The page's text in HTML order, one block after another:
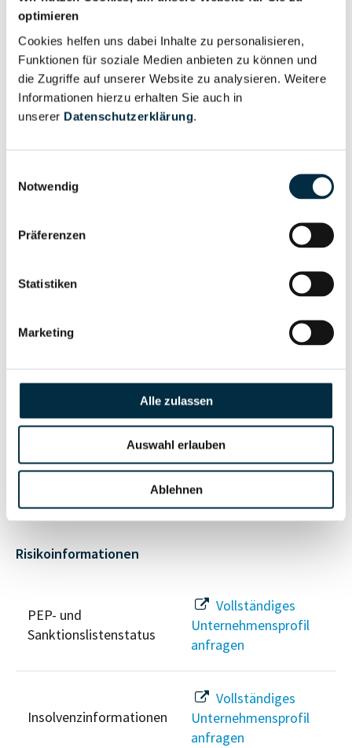
optimieren
Cookies helfen uns dabei Inhalte zu personalisieren,
Funktionen für soziale Medien anbieten zu können und
die Zugriffe auf unserer Website zu analysieren. Weitere
Informationen hierzu erhalten Sie auch in
unserer Datenschutzerklärung.
Notwendig
Präferenzen
Statistiken
Marketing
Alle zulassen
Auswahl erlauben
Ablehnen
Geschäftsführer (1)
Wirtschaftlich
Berechtigter
Vollständiges
Unternehmensprofil
anfragen
Vollständiges
Unternehmensprofil
Vollständiges
anfragen
Berechtigten Pfad
Vollständiges
Unternehmensprofil
anfragen
Risikoinformationen
PEP- und
Sanktionslistenstatus
Vollständiges
Unternehmensprofil
anfragen
Insolvenzinformationen
Vollständiges
Unternehmensprofil
anfragen